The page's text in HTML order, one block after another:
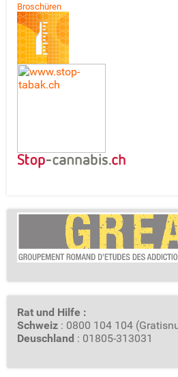
Broschüren
Rat und Hilfe :
Schweiz : 0800 104 104
Deuschland : 01805-313031